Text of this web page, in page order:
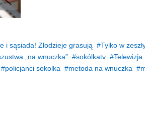
i sąsiada! Złodzieje grasują
Tylko w
„na wnuczka”
sokólkatv
Telewizja
policjanci sokolka metoda na wnuczka